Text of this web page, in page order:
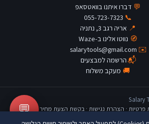
💬 דברו איתנו בוואטסאפ
📞
055-723-7323
📍 אריה רגב 3, נתניה
🧭 נווטו אלינו ב-Waze
✉️
salarytools@gmail.com
📬הרשמה למבצעים
🚚 מעקב משלוח
פרטיות · הצהרת נגישות · בקשת הצעת מחיר 💬